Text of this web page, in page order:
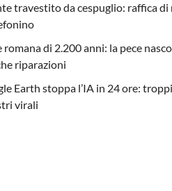
travestito da cespuglio: raffica di
romana di 2.200 anni: la pece
riparazioni
Earth stoppa l’IA in 24 ore:
virali